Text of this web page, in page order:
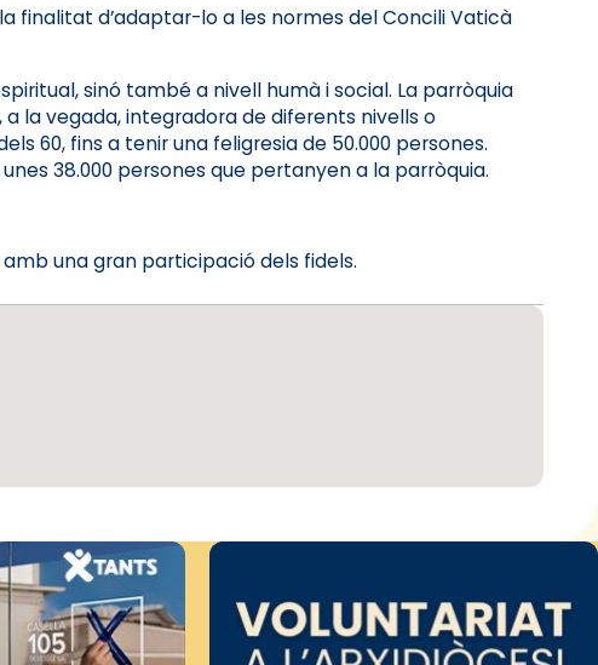
finalitat d’adaptar-lo a les normes del Concili Vaticà
sinó també a nivell humà i social. La parròquia
la vegada, integradora de diferents nivells o
60, fins a tenir una feligresia de 50.000 persones.
38.000 persones que pertanyen a la parròquia.
una gran participació dels fidels.